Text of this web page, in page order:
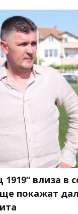
влиза в
покажат